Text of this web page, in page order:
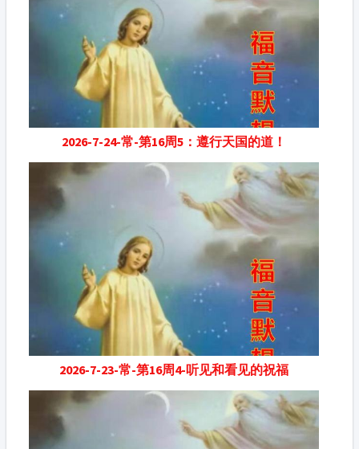
2026-7-24-常-第16周5：遵行天国的道！
2026-7-23-常-第16周4-听见和看见的祝福